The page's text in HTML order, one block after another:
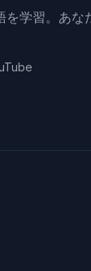
を学習。あな